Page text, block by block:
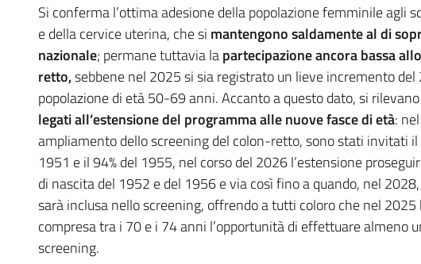
Si conferma l’ottima adesione della popolazione femminile agli
e della cervice uterina, che si mantengono saldamente al di
nazionale; permane tuttavia lapartecipazione ancora bassa
retto,sebbene nel 2025 si sia registrato un lieve incremento del
popolazione di età 50-69 anni. Accanto a questo dato, si rilevano
legati all’estensione del programma alle nuove fasce di età:
ampliamento dello screening del colon-retto, sono stati invitati il
1951 e il 94% del 1955, nel corso del 2026 l’estensione
di nascita del 1952 e del 1956 e via così fino a quando, nel
sarà inclusa nello screening, offrendo a tutti coloro che nel 2025
compresa tra i 70 e i 74 anni l’opportunità di effettuare almeno
screening.